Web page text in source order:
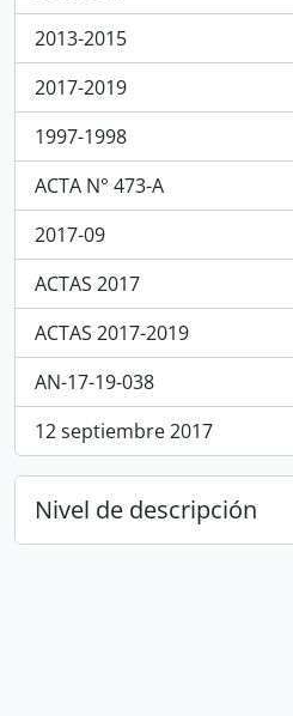
2013-2015
, 154 resultados
2017-2019
, 95 resultados
1997-1998
, 1 resultados
ACTA N° 473-A
, 1 resultados
2017-09
, 1 resultados
ACTAS 2017
, 1 resultados
ACTAS 2017-2019
, 1 resultados
AN-17-19-038
, 1 resultados
12 septiembre 2017
, 1 resultados
Nivel de descripción